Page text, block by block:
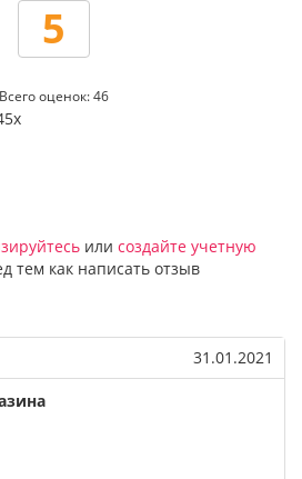
5
Всего оценок: 46
или создайте учетную
тем как написать отзыв
31.01.2021